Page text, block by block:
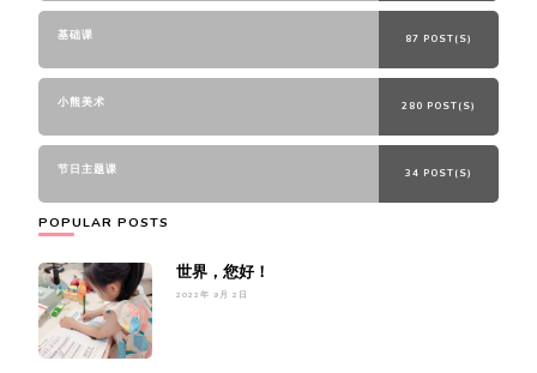
基础课 87 POST(S)
小熊美术 280 POST(S)
节日主题课 34 POST(S)
POPULAR POSTS
世界，您好！
2022年 9月 2日